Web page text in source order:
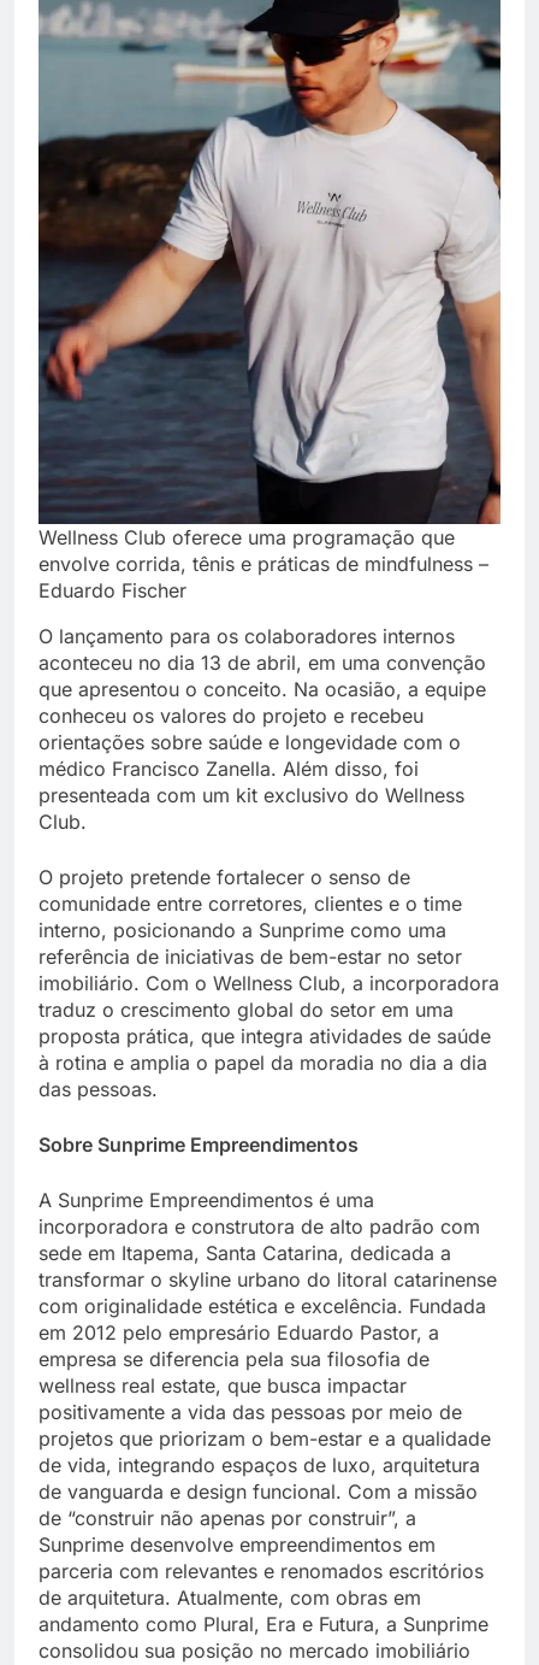
Wellness Club oferece uma programação que
envolve corrida, tênis e práticas de mindfulness –
Eduardo Fischer
O lançamento para os colaboradores internos
aconteceu no dia 13 de abril, em uma convenção
que apresentou o conceito. Na ocasião, a equipe
conheceu os valores do projeto e recebeu
orientações sobre saúde e longevidade com o
médico Francisco Zanella. Além disso, foi
presenteada com um kit exclusivo do Wellness
Club.
O projeto pretende fortalecer o senso de
comunidade entre corretores, clientes e o time
interno, posicionando a Sunprime como uma
referência de iniciativas de bem-estar no setor
imobiliário. Com o Wellness Club, a incorporadora
traduz o crescimento global do setor em uma
proposta prática, que integra atividades de saúde
à rotina e amplia o papel da moradia no dia a dia
das pessoas.
Sobre Sunprime Empreendimentos
A Sunprime Empreendimentos é uma
incorporadora e construtora de alto padrão com
sede em Itapema, Santa Catarina, dedicada a
transformar o skyline urbano do litoral catarinense
com originalidade estética e excelência. Fundada
em 2012 pelo empresário Eduardo Pastor, a
empresa se diferencia pela sua filosofia de
wellness real estate, que busca impactar
positivamente a vida das pessoas por meio de
projetos que priorizam o bem-estar e a qualidade
de vida, integrando espaços de luxo, arquitetura
de vanguarda e design funcional. Com a missão
de “construir não apenas por construir”, a
Sunprime desenvolve empreendimentos em
parceria com relevantes e renomados escritórios
de arquitetura. Atualmente, com obras em
andamento como Plural, Era e Futura, a Sunprime
consolidou sua posição no mercado imobiliário